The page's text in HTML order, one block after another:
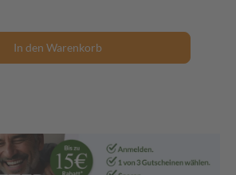
In den Warenkorb